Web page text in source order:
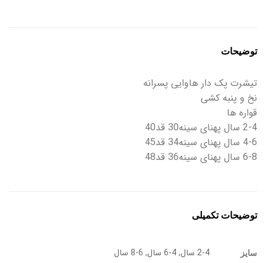
توضیحات
تیشرت پک دار هاوایی پسرانه
نخ و پنبه کشی
قواره ها
2-4 سال پهنای سینه30 قد40
4-6 سال پهنای سینه34 قد45
6-8 سال پهنای سینه36 قد48
توضیحات تکمیلی
سایز 2-4 سال, 4-6 سال, 6-8 سال